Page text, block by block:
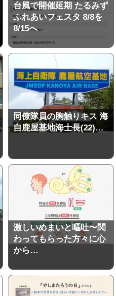
台風で開催延期 たるみず
ふれあいフェスタ 8/8を
8/15へ
同僚隊員の胸触りキス 海
自鹿屋基地海士長(22)…
激しいめまいと嘔吐〜関
わってもらった方々に心
から…